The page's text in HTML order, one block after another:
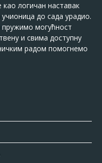
логичан наставак
до сада урадио.
могућност
и свима доступну
радом помогнемо